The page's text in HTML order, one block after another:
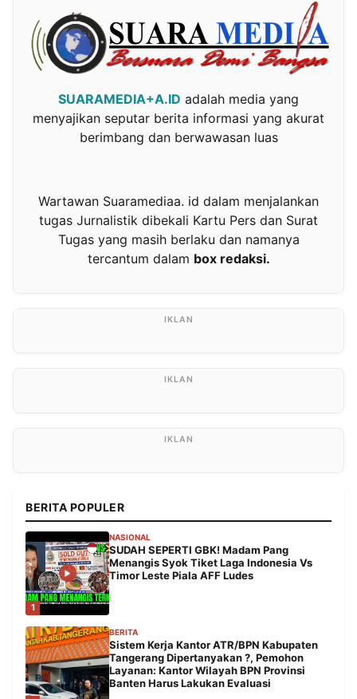
SUARAMEDIA+A.ID adalah media yang
menyajikan seputar berita informasi yang akurat
berimbang dan berwawasan luas
Wartawan Suaramediaa. id dalam menjalankan
tugas Jurnalistik dibekali Kartu Pers dan Surat
Tugas yang masih berlaku dan namanya
tercantum dalam box redaksi.
BERITA POPULER
1
NASIONAL
SUDAH SEPERTI GBK! Madam Pang
Menangis Syok Tiket Laga Indonesia Vs
Timor Leste Piala AFF Ludes
BERITA
Sistem Kerja Kantor ATR/BPN Kabupaten
Tangerang Dipertanyakan ?, Pemohon
Layanan: Kantor Wilayah BPN Provinsi
Banten Harus Lakukan Evaluasi